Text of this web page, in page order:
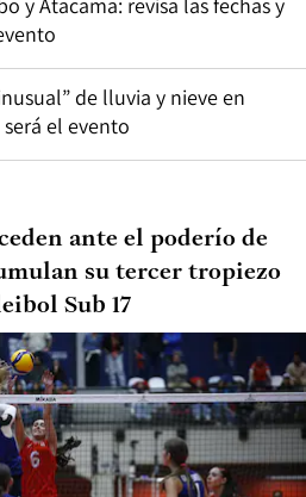
de lluvia y nieve en
el evento
ante el poderío de
su tercer tropiezo
Sub 17